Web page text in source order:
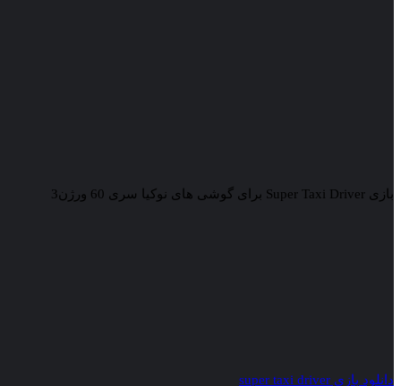
بازی Super Taxi Driver برای گوشی های نوکیا سری 60 ورژن3
دانلود بازی super taxi driver